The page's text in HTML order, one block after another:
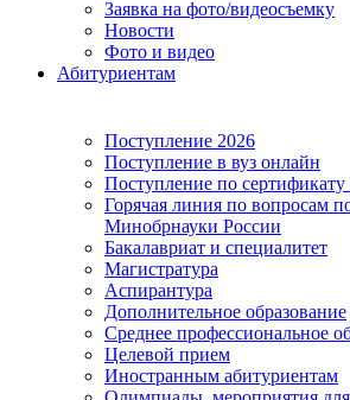
Заявка на фото/видеосъемку
Новости
Фото и видео
Абитуриентам
Поступление 2026
Поступление в вуз онлайн
Поступление по
Горячая линия по вопросам
Минобрнауки России
Бакалавриат и специалитет
Магистратура
Аспирантура
Дополнительное образование
Среднее профессиональное
Целевой прием
Иностранным абитуриентам